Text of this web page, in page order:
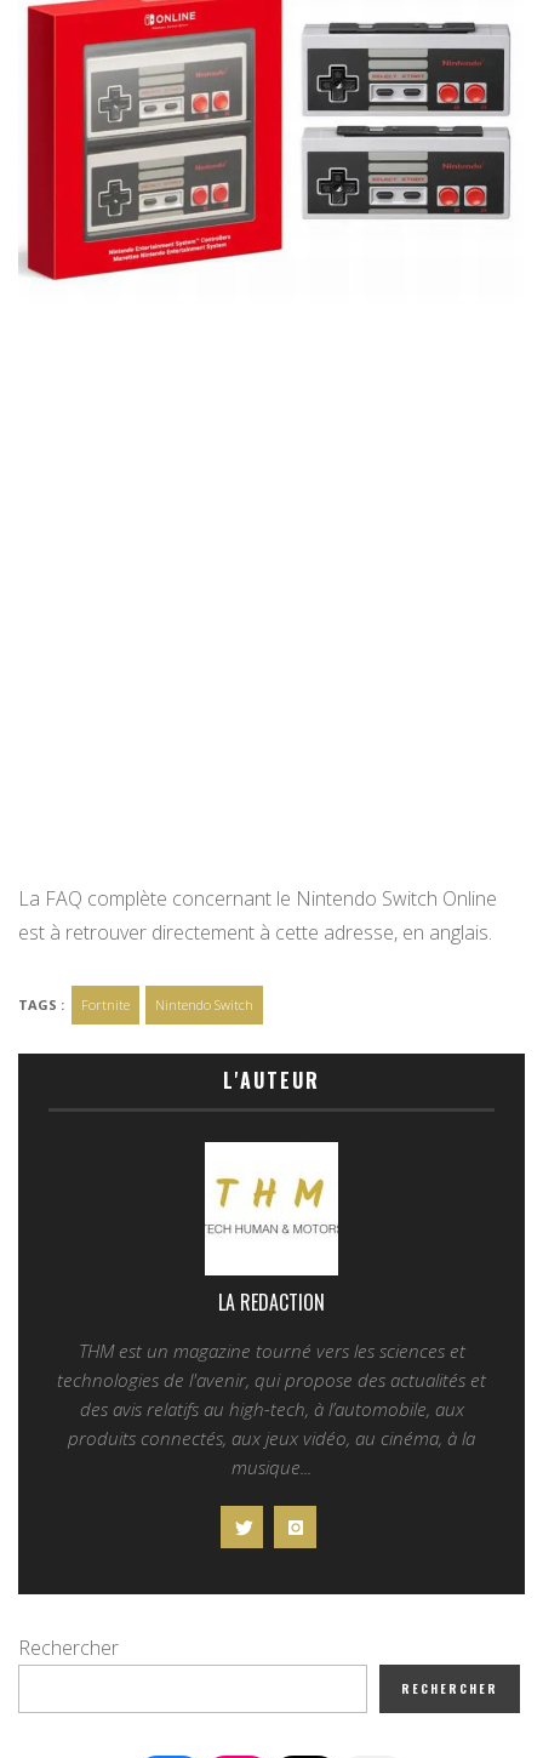
La FAQ complète concernant le Nintendo Switch Online
est à retrouver directement à cette adresse, en anglais.
TAGS : Fortnite Nintendo Switch
L'AUTEUR
LA REDACTION
THM est un magazine tourné vers les sciences et
technologies de l'avenir, qui propose des actualités et
des avis relatifs au high-tech, à l’automobile, aux
produits connectés, aux jeux vidéo, au cinéma, à la
musique...
Rechercher
RECHERCHER